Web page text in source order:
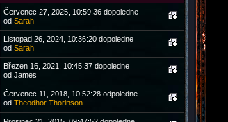
Červenec 27, 2025, 10:59:36 dopoledne
od Sarah
Listopad 26, 2024, 10:36:20 dopoledne
od Sarah
Březen 16, 2021, 10:45:37 dopoledne
od James
Červenec 11, 2018, 10:52:28 odpoledne
od Theodhor Thorinson